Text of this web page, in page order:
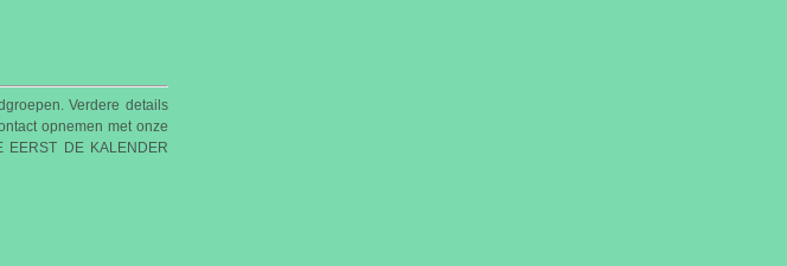
Verdere details
opnemen met onze
EERST DE KALENDER